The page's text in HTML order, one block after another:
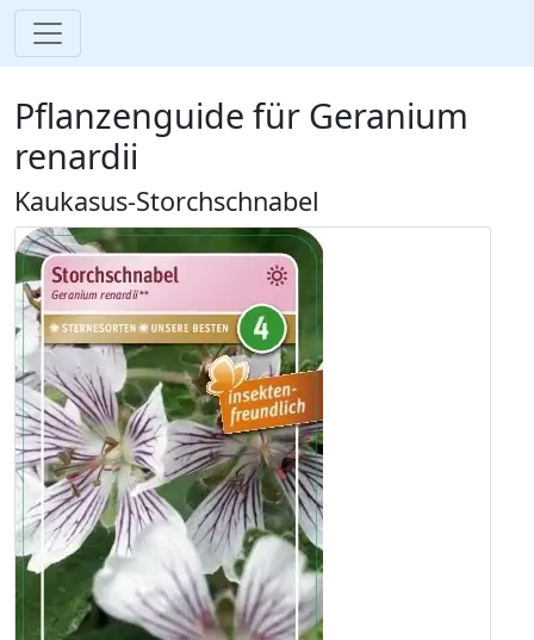
Pflanzenguide für Geranium
renardii
Kaukasus-Storchschnabel